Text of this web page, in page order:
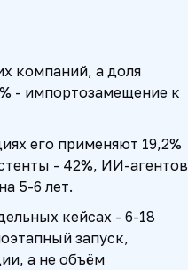
компаний, а доля
- импортозамещение к
его применяют 19,2%
- 42%, ИИ-агентов
5-6 лет.
кейсах - 6-18
запуск,
а не объём